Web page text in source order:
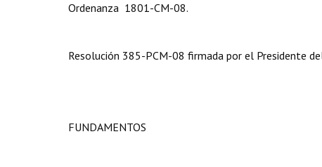
Ordenanza 1801-CM-08.
Resolución 385-PCM-08 firmada por el Presidente
FUNDAMENTOS